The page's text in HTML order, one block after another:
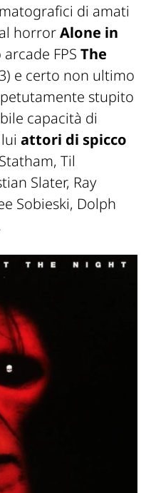
di amati
horrorAlone in
FPS The
e certo non ultimo
stupito
capacità di
attori di spicco
Til
Slater, Ray
Sobieski, Dolph